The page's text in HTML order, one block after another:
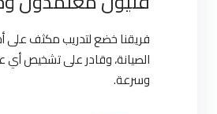
فريقنا خضع لتدريب مكثف على
الصيانة، وقادر على تشخيص
وسرعة.